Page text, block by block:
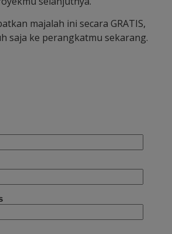
majalah ini secara GRATIS,
saja ke perangkatmu sekarang.